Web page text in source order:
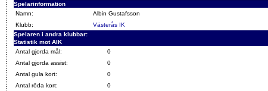
Spelarinformation
Namn:
Albin Gustafsson
Klubb:
Västerås IK
Spelaren i andra klubbar:
Statistik mot AIK
Antal gjorda mål:
0
Antal gjorda assist:
0
Antal gula kort:
0
Antal röda kort:
0